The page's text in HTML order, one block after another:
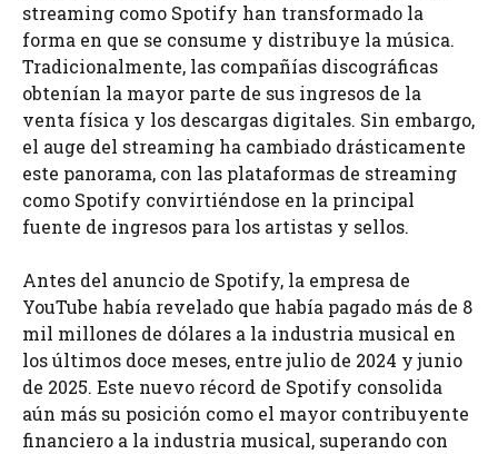
streaming como Spotify han transformado la
forma en que se consume y distribuye la música.
Tradicionalmente, las compañías discográficas
obtenían la mayor parte de sus ingresos de la
venta física y los descargas digitales. Sin embargo,
el auge del streaming ha cambiado drásticamente
este panorama, con las plataformas de streaming
como Spotify convirtiéndose en la principal
fuente de ingresos para los artistas y sellos.
Antes del anuncio de Spotify, la empresa de
YouTube había revelado que había pagado más de 8
mil millones de dólares a la industria musical en
los últimos doce meses, entre julio de 2024 y junio
de 2025. Este nuevo récord de Spotify consolida
aún más su posición como el mayor contribuyente
financiero a la industria musical, superando con